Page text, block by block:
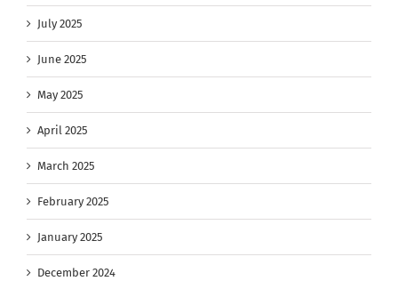
July 2025
June 2025
May 2025
April 2025
March 2025
February 2025
January 2025
December 2024